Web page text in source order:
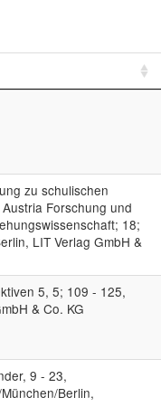
zu schulischen
Forschung und
18;
LIT Verlag GmbH &
5, 5; 109 - 125,
& Co. KG
9 - 23,
Berlin,